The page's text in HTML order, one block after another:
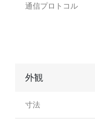
通信プロトコル
外観
寸法